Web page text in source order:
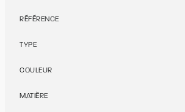
RÉFÉRENCE
TYPE
COULEUR
MATIÈRE